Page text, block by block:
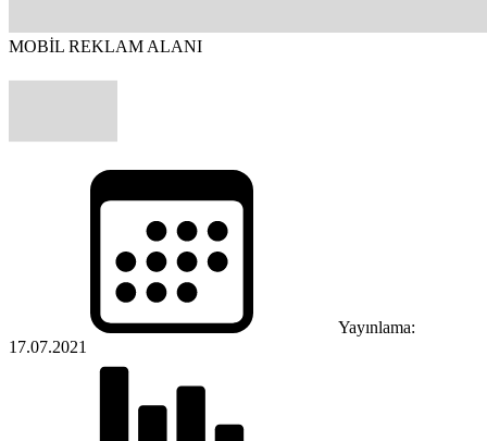
MOBİL REKLAM ALANI
Yayınlama:
17.07.2021